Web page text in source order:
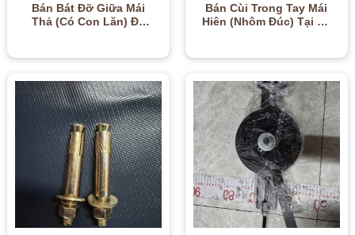
Bán Bát Đỡ Giữa Mái
Thả (Có Con Lăn) Đà
Bán Cùi Trong Tay Mái
Hiên (Nhôm Đúc) Tại Đà